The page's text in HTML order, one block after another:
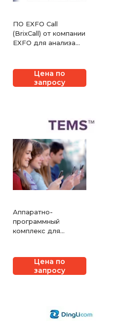
ПО EXFO Call
(BrixCall) от компании
EXFO для анализа
Цена по
запросу
Аппаратно-
программный
комплекс для
контента TEMS
Monitor Master
Цена по
запросу